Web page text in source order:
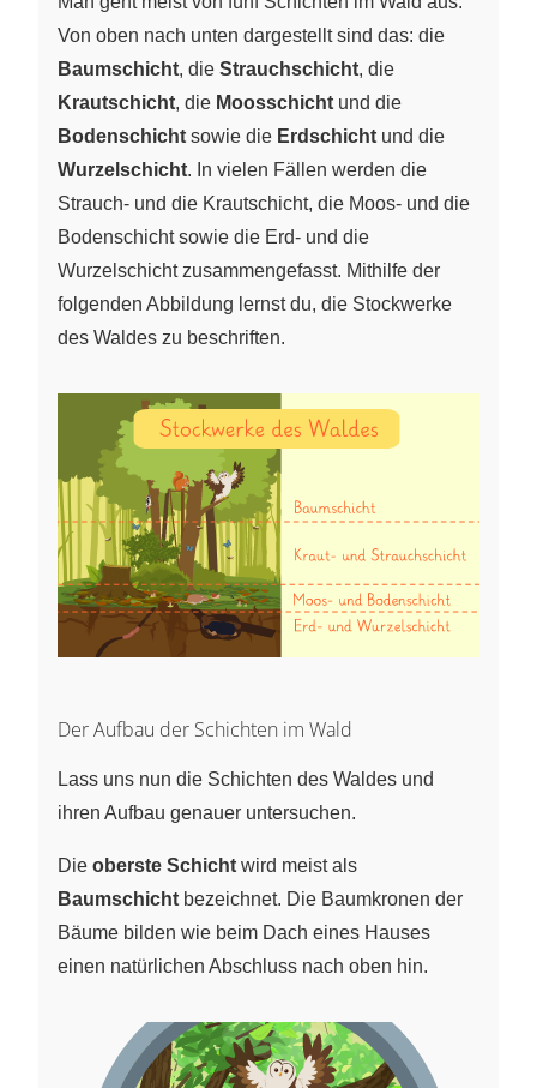
Von oben nach unten dargestellt sind das: die
Baumschicht, die Strauchschicht, die
Krautschicht, die Moosschicht und die
Bodenschicht sowie die Erdschicht und die
Wurzelschicht. In vielen Fällen werden die
Strauch- und die Krautschicht, die Moos- und die
Bodenschicht sowie die Erd- und die
Wurzelschicht zusammengefasst. Mithilfe der
folgenden Abbildung lernst du, die Stockwerke
des Waldes zu beschriften.
Der Aufbau der Schichten im Wald
Lass uns nun die Schichten des Waldes und
ihren Aufbau genauer untersuchen.
Die oberste Schicht wird meist als
Baumschicht bezeichnet. Die Baumkronen der
Bäume bilden wie beim Dach eines Hauses
einen natürlichen Abschluss nach oben hin.